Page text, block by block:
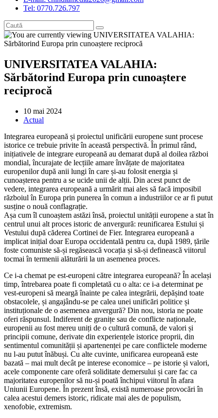
Tel: 0770.726.797
UNIVERSITATEA VALAHIA:
Sărbătorind Europa prin cunoaștere
reciprocă
Post
published:
10 mai 2024
Post
Actual
Integrarea europeană și proiectul unificării europene sunt procese
istorice ce trebuie privite în această perspectivă. În primul rând,
inițiativele de integrare europeană au demarat după al doilea război
mondial, încurajate de lecțiile amare învățate de majoritatea
europenilor după anii lungi în care și-au folosit energia și
cunoașterea pentru a se ucide unii de alții. Din acest punct de
vedere, integrarea europeană a urmărit mai ales să facă imposibil
războiul în Europa prin punerea în comun a industriilor ce ar fi putut
susține o nouă conflagrație.
Așa cum îl cunoaștem astăzi însă, proiectul unității europene a stat în
centrul unui alt proces istoric de anvergură: reunificarea Estului și
Vestului după căderea Cortinei de Fier. Integrarea europeană a
implicat inițial doar Europa occidentală pentru ca, după 1989, țările
foste comuniste să-și regăsească vocația și să-și definească viitorul
tocmai în termenii alăturării la un asemenea proces.
Ce i-a chemat pe est-europeni către integrarea europeană? În același
timp, întrebarea poate fi completată cu o alta: ce i-a determinat pe
vest-europeni să meargă înainte pe calea integrării, depășind toate
obstacolele, și angajându-se pe calea unei unificări politice și
instituționale de o asemenea anvergură? Din nou, istoria ne poate
oferi răspunsul. Indiferent de granițe sau de conflicte naționale,
europenii au fost mereu uniți de o cultură comună, de valori și
principii comune, derivate din experiențele istorice proprii, din
sentimentul comunității și apartenenței pe care conflictele moderne
nu l-au putut înăbuși. Cu alte cuvinte, unificarea europeană este
bazată – mai mult decât pe interese economice – pe istorie și valori,
acele componente care oferă soliditate demersului și care fac ca
majoritatea europenilor să nu-și poată închipui viitorul în afara
Uniunii Europene. În prezent însă, există numeroase provocări în
calea acestui demers istoric, ridicate mai ales de populism,
xenofobie, extremism.